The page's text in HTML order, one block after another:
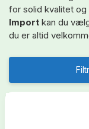
for solid kvalitet
Import kan du
du er altid